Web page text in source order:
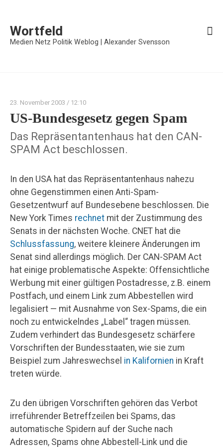
Wortfeld
Medien Netz Politik Weblog | Alexander Svensson
23. November 2003 / 12:10
US-Bundesgesetz gegen Spam
Das Repräsentantenhaus hat den CAN-
SPAM Act beschlossen.
In den USA hat das Repräsentantenhaus nahezu
ohne Gegenstimmen einen Anti-Spam-
Gesetzentwurf auf Bundesebene beschlossen. Die
New York Times rechnet mit der Zustimmung des
Senats in der nächsten Woche. CNET hat die
Schlussfassung, weitere kleinere Änderungen im
Senat sind allerdings möglich. Der CAN-SPAM Act
hat einige problematische Aspekte: Offensichtliche
Werbung mit einer gültigen Postadresse, z.B. einem
Postfach, und einem Link zum Abbestellen wird
legalisiert — mit Ausnahme von Sex-Spams, die ein
noch zu entwickelndes „Label“ tragen müssen.
Zudem verhindert das Bundesgesetz schärfere
Vorschriften der Bundesstaaten, wie sie zum
Beispiel zum Jahreswechsel in Kalifornien in Kraft
treten würde.
Zu den übrigen Vorschriften gehören das Verbot
irreführender Betreffzeilen bei Spams, das
automatische Spidern auf der Suche nach
Adressen, Spams ohne Abbestell-Link und die